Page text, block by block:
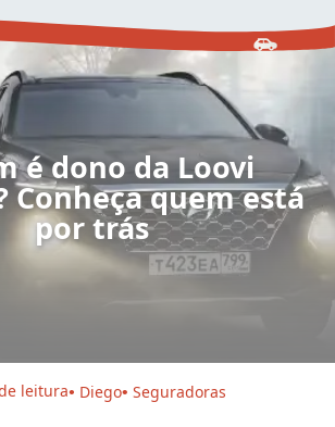
é dono da Loovi
Conheça quem está
por trás
leitura Diego Seguradoras